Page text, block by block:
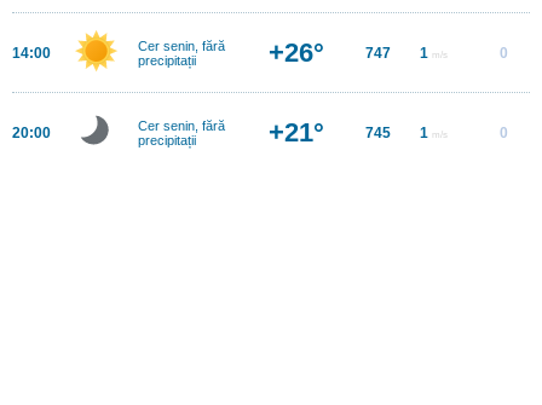
14:00
Cer senin, fără
precipitații
+26° 747 1 m/s 0
20:00
Cer senin, fără
precipitații
+21° 745 1 m/s 0